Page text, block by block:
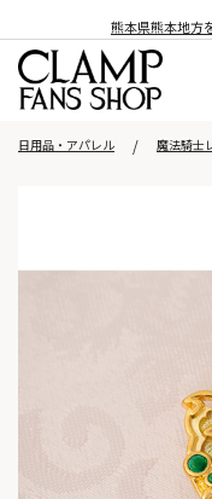
熊本県熊本地方
日用品・アパレル 魔法騎士